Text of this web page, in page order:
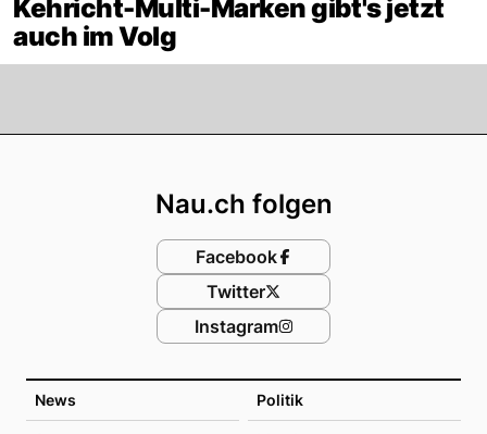
Kehricht-Multi-Marken gibt's jetzt
auch im Volg
News Politik
Nau.ch folgen
Facebook
Twitter
Instagram